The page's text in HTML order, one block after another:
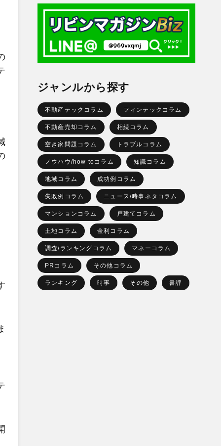
ジャンルから探す
不動産テックコラム フィンテックコラム
不動産売却コラム 相続コラム
空き家問題コラム トラブルコラム
ノウハウ/how toコラム 知識コラム
地域コラム 成功例コラム
失敗例コラム ニュース/時事ネタコラム
マンションコラム 戸建てコラム
土地コラム 金利コラム
調査/ランキングコラム マネーコラム
PRコラム その他コラム
ランキング 時事 その他 書評